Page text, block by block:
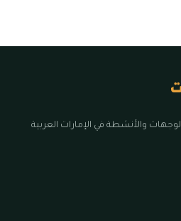
والأنشطة في الإمارات العربية